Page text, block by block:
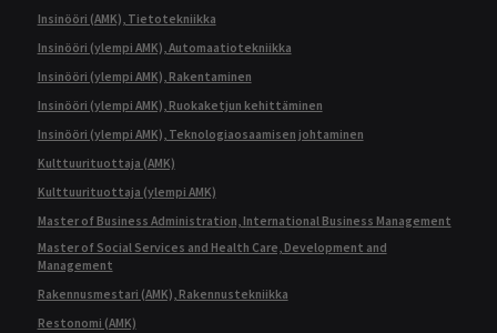
Insinööri (AMK), Tietotekniikka
Insinööri (ylempi AMK), Automaatiotekniikka
Insinööri (ylempi AMK), Rakentaminen
Insinööri (ylempi AMK), Ruokaketjun kehittäminen
Insinööri (ylempi AMK), Teknologiaosaamisen johtaminen
Kulttuurituottaja (AMK)
Kulttuurituottaja (ylempi AMK)
Master of Business Administration, International Business Management
Master of Social Services and Health Care, Development and
Management
Rakennusmestari (AMK), Rakennustekniikka
Restonomi (AMK)